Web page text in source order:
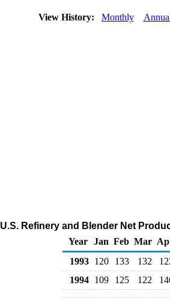
View History: Monthly
U.S. Refinery and Blender Net
Year Jan Feb Mar
1993 120 133 132
1994 109 125 122